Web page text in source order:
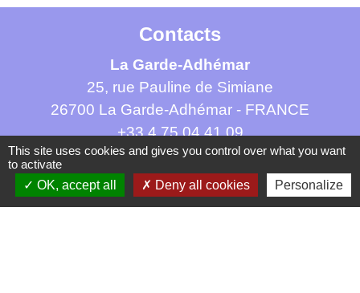
Contacts
La Garde-Adhémar
25, rue Pauline de Simiane
26700 La Garde-Adhémar - FRANCE
+33 4 75 04 41 09
Contact par formulaire
This site uses cookies and gives you control over what you want
to activate
OK, accept all
Deny all cookies Personalize